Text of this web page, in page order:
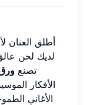
أطلق العنان
لديك لحن
تصنع
الأفكار
الأغاني